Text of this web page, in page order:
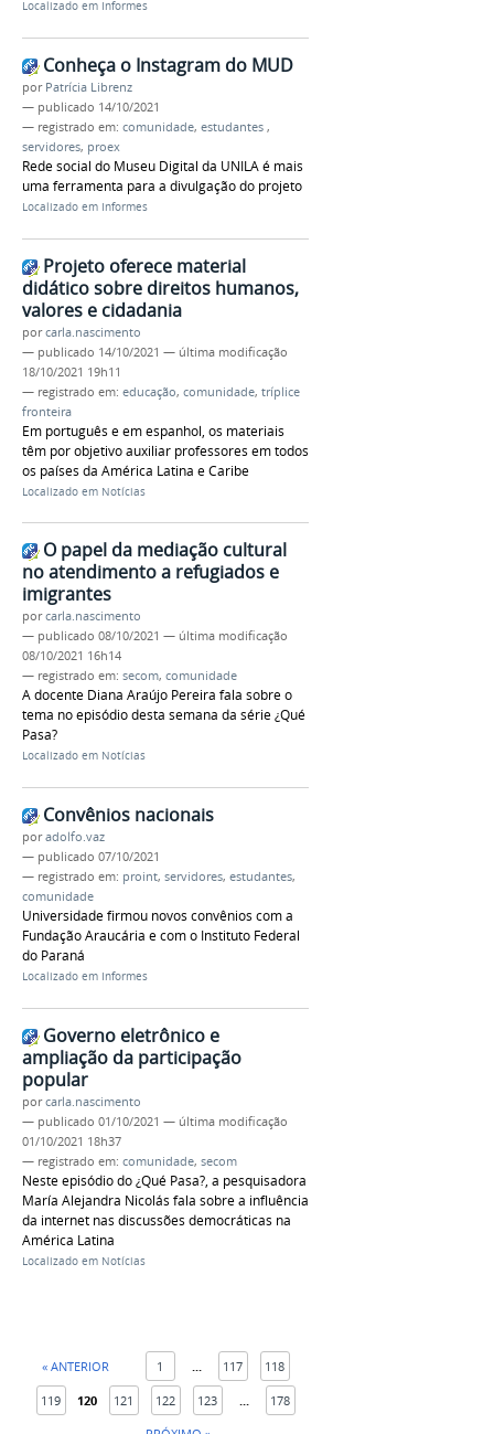
Localizado em Informes
Conheça o Instagram do MUD
por Patrícia Librenz
— publicado 14/10/2021
— registrado em: comunidade, estudantes ,
servidores, proex
Rede social do Museu Digital da UNILA é mais
uma ferramenta para a divulgação do projeto
Localizado em Informes
Projeto oferece material
didático sobre direitos humanos,
valores e cidadania
porcarla.nascimento
— publicado 14/10/2021 — última modificação
18/10/2021 19h11
— registrado em: educação, comunidade, tríplice
fronteira
Em português e em espanhol, os materiais
têm por objetivo auxiliar professores em todos
os países da América Latina e Caribe
Localizado em Notícias
O papel da mediação cultural
no atendimento a refugiados e
imigrantes
porcarla.nascimento
— publicado 08/10/2021 — última modificação
08/10/2021 16h14
— registrado em: secom, comunidade
A docente Diana Araújo Pereira fala sobre o
tema no episódio desta semana da série ¿Qué
Pasa?
Localizado em Notícias
Convênios nacionais
poradolfo.vaz
— publicado 07/10/2021
— registrado em: proint, servidores, estudantes,
comunidade
Universidade firmou novos convênios com a
Fundação Araucária e com o Instituto Federal
do Paraná
Localizado em Informes
Governo eletrônico e
ampliação da participação
popular
porcarla.nascimento
— publicado 01/10/2021 — última modificação
01/10/2021 18h37
— registrado em: comunidade, secom
Neste episódio do ¿Qué Pasa?, a pesquisadora
María Alejandra Nicolás fala sobre a influência
da internet nas discussões democráticas na
América Latina
Localizado em Notícias
« ANTERIOR 1 117 118
119 120 121 122 123
178